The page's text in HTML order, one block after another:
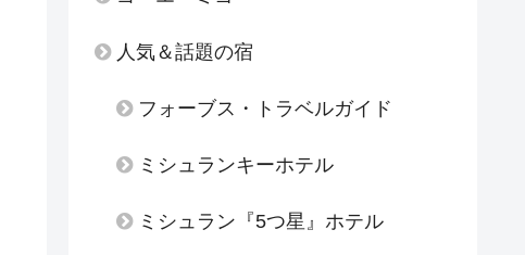
人気＆話題の宿
フォーブス・トラベルガイド
ミシュランキーホテル
ミシュラン『5つ星』ホテル